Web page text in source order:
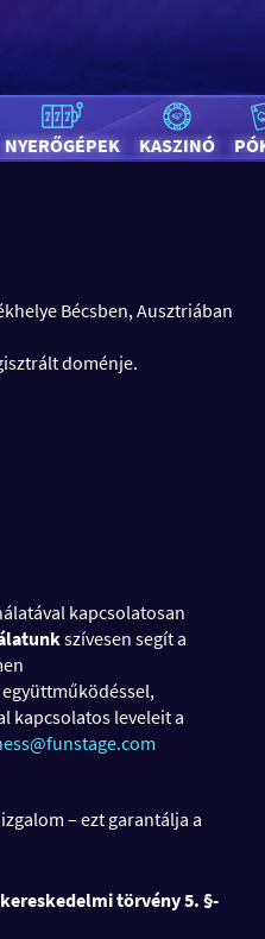
NYERŐGÉPEK KASZINÓ
Bécsben, Ausztriában
doménje.
kapcsolatosan
szívesen segít a
kapcsolatos leveleit a
– ezt garantálja a
törvény 5. §-